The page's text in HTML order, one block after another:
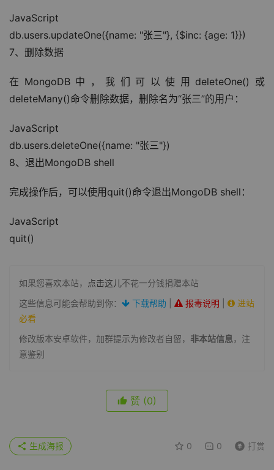
JavaScript
db.users.updateOne({name: "张三"}, {$inc: {age: 1}})
7、删除数据
在MongoDB中，我们可以使用deleteOne()或
deleteMany()命令删除数据，删除名为“张三”的用户：
JavaScript
db.users.deleteOne({name: "张三"})
8、退出MongoDB shell
完成操作后，可以使用quit()命令退出MongoDB shell：
JavaScript
quit()
如果您喜欢本站， 点击这儿不花一分钱捐赠本站
这些信息可能会帮助到你：
下载帮助 报毒说明
进站
必看
修改版本安卓软件，加群提示为修改者自留， 非本站信息，注
意鉴别
赞 (0)
0 0 打赏
生成海报